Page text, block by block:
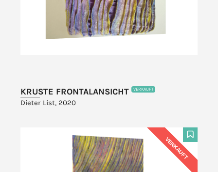
KRUSTE FRONTALANSICHT VERKAUFT
Dieter List, 2020
F
VERKAUFT